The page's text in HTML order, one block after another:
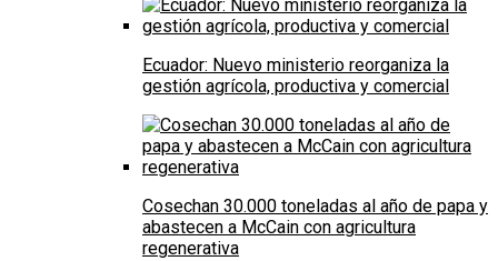
Ecuador: Nuevo ministerio reorganiza la
gestión agrícola, productiva y comercial
Cosechan 30.000 toneladas al año de papa y
abastecen a McCain con agricultura
regenerativa